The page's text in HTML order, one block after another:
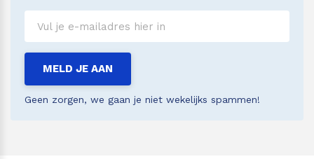
Geen zorgen, we gaan je niet wekelijks spammen!
MELD JE AAN